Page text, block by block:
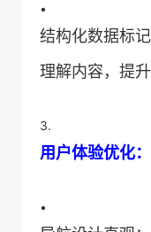
•
结构化数据标
理解内容，提
3.
用户体验优化
•